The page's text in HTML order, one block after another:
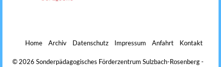
Home Archiv Datenschutz Impressum Anfahrt Kontakt
© 2026 Sonderpädagogisches Förderzentrum Sulzbach-Rosenberg -